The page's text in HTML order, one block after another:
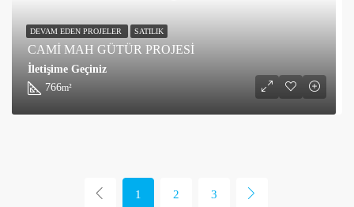
CAMİ MAH GÜTÜR PROJESİ
766m²
İletişime Geçiniz
DEVAM EDEN PROJELER SATILIK
1 2 3